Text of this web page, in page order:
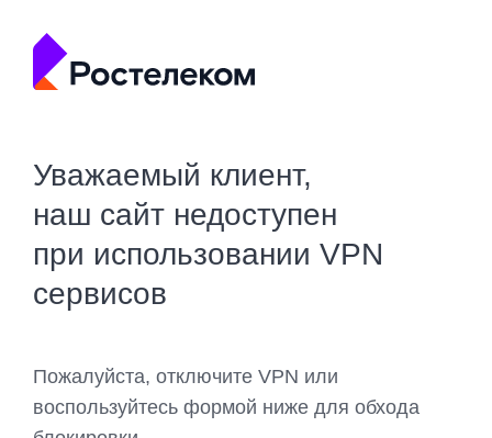
Уважаемый клиент,
наш сайт недоступен
при использовании VPN
сервисов
Пожалуйста, отключите VPN или
воспользуйтесь формой ниже для обхода